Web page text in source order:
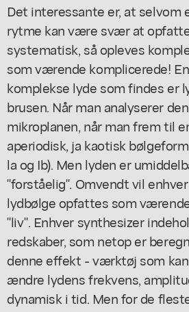
Det interessante er, at selvom
rytme kan være svær at
systematisk, så opleves
som værende komplicerede!
komplekse lyde som findes er
brusen. Når man analyserer
mikroplanen, når man frem til
aperiodisk, ja kaotisk
la og Ib). Men lyden er
"forståelig". Omvendt vil
lydbølge opfattes som
"liv". Enhver synthesizer
redskaber, som netop er
denne effekt - værktøj som
ændre lydens frekvens,
dynamisk i tid. Men for de